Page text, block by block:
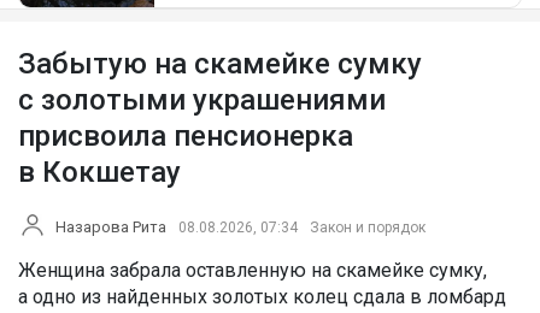
Забытую на скамейке сумку
с золотыми украшениями
присвоила пенсионерка
в Кокшетау
Назарова Рита 08.08.2026, 07:34 Закон и порядок
Женщина забрала оставленную на скамейке сумку,
а одно из найденных золотых колец сдала в ломбард